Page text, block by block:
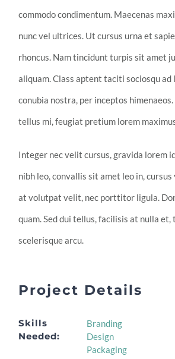
commodo condimentum. Maecenas
nunc vel ultrices. Ut cursus urna et
rhoncus. Nam tincidunt turpis sit amet
aliquam. Class aptent taciti sociosqu
conubia nostra, per inceptos
tellus mi, feugiat pretium lorem
Integer nec velit cursus, gravida lorem
nibh leo, convallis sit amet leo in, cursus
at volutpat velit, nec porttitor ligula.
quam. Sed dui tellus, facilisis at nulla et,
scelerisque arcu.
Project Details
Skills
Needed:
Branding
Design
Packaging